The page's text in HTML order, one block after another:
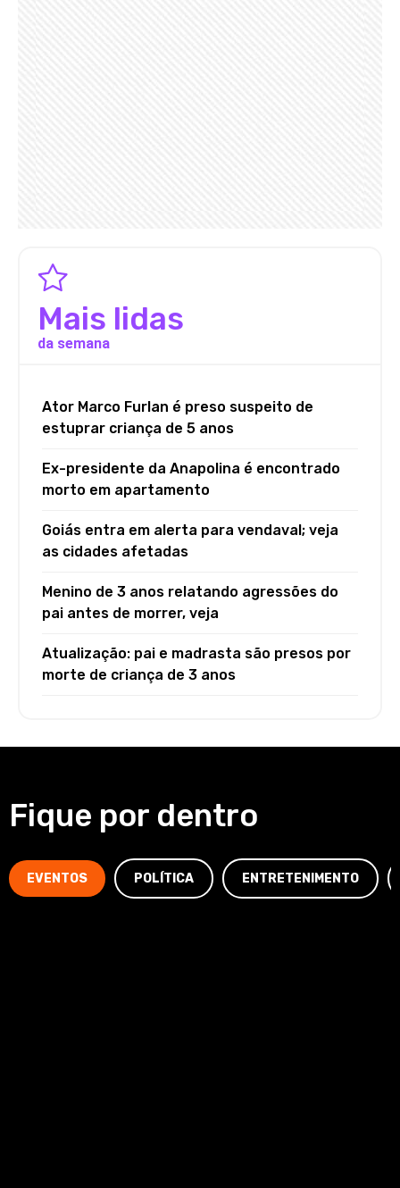
Mais lidas
da semana
Ator Marco Furlan é preso suspeito de
estuprar criança de 5 anos
Ex-presidente da Anapolina é encontrado
morto em apartamento
Goiás entra em alerta para vendaval; veja
as cidades afetadas
Menino de 3 anos relatando agressões do
pai antes de morrer, veja
Atualização: pai e madrasta são presos por
morte de criança de 3 anos
Fique por dentro
EVENTOS POLÍTICA ENTRETENIMENTO